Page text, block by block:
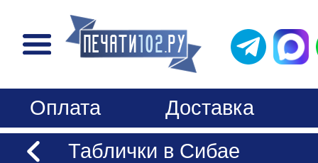
Оплата
Доставка
Таблички в Сибае